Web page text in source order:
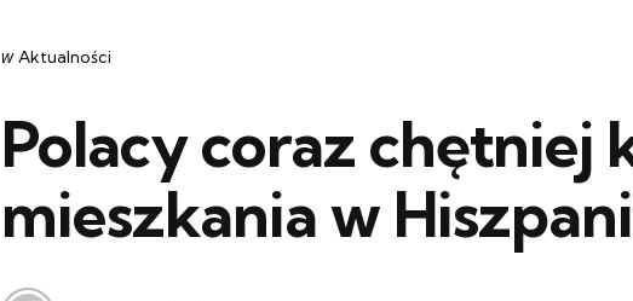
Categories
post
w Aktualności
Polacy coraz chętniej
mieszkania w